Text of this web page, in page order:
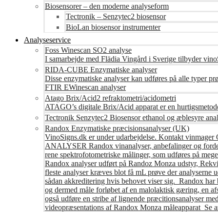
Biosensorer – den moderne analyseform
Tectronik – Senzytec2 biosensor
BioLan biosensor instrumenter
Analyseservice
Foss Winescan SO2 analyse
I samarbejde med Flädia Vingård i Sverige tilbyder
RIDA-CUBE Enzymatiske analyser
Disse enzymatiske analyser kan udføres på alle typer
FTIR EWinescan analyser
Atago Brix/Acid2 refraktometri/acidometri
ATAGO’s digitale Brix/Acid apparat er en
Tectronik Senzytec2 Biosensor ethanol og æblesyre
Randox Enzymatiske præcisionsanalyser (UK)
VinoSigns.dk er under udarbejdelse. Kontakt
ANALYSER Randox vinanalyser, anbefalinger og
rene spektrofotometriske målinger, som udføres på
Randox analyser udført på Randoz Monza udstyr,
fleste analyser kræves blot få mL prøve der analyserne
sådan akkreditering hvis behovet viser sig. Randox
og dermed måle forløbet af en malolaktisk gæring, en
også udføre en stribe af lignende præcitionsanalyser
videopræsentations af Randox Monza måleapparat